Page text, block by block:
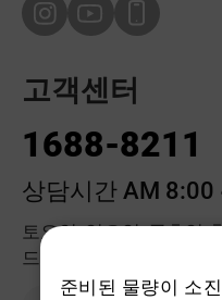
고객센터
1688-8211
상담시간 AM 8:00
토요일, 일요일, 공휴일
드시모네몰 고객센터는
준비된 물량이 소